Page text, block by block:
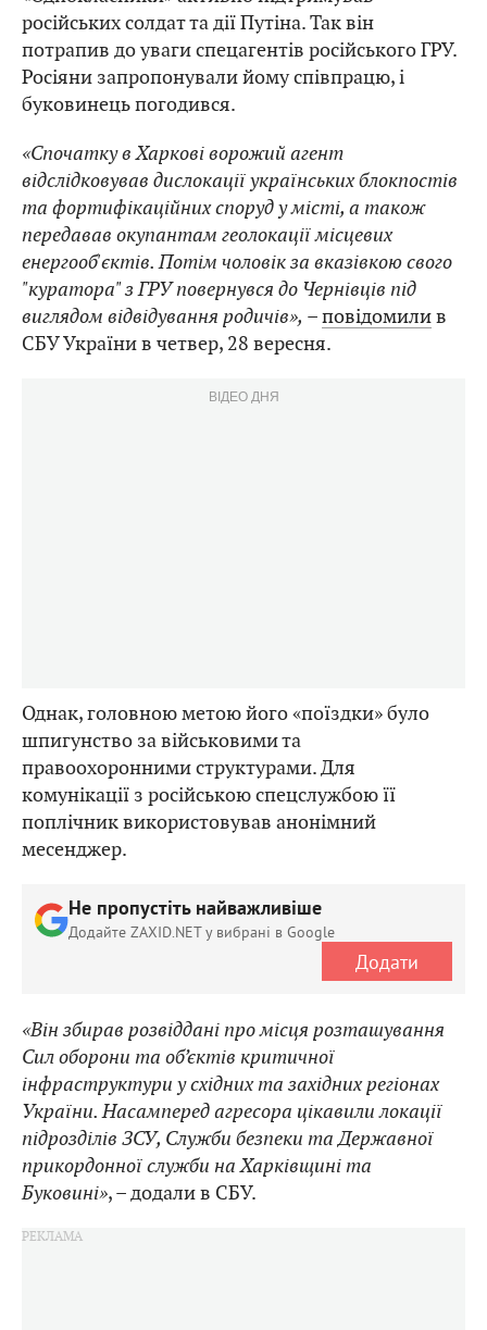
російських солдат та дії Путіна. Так він
потрапив до уваги спецагентів російського ГРУ.
Росіяни запропонували йому співпрацю, і
буковинець погодився.
«Спочатку в Харкові ворожий агент
відслідковував дислокації українських блокпостів
та фортифікаційних споруд у місті, а також
передавав окупантам геолокації місцевих
енергооб'єктів. Потім чоловік за вказівкою свого
"куратора" з ГРУ повернувся до Чернівців під
виглядом відвідування родичів», –повідомилив
СБУ України в четвер, 28 вересня.
ВІДЕО ДНЯ
Однак, головною метою його «поїздки» було
шпигунство за військовими та
правоохоронними структурами. Для
комунікації з російською спецслужбою її
поплічник використовував анонімний
месенджер.
Не пропустіть найважливіше
Додайте ZAXID.NET у вибрані в Google
Додати
«Він збирав розвіддані про місця розташування
Сил оборони та об’єктів критичної
інфраструктури у східних та західних регіонах
України. Насамперед агресора цікавили локації
підрозділів ЗСУ, Служби безпеки та Державної
прикордонної служби на Харківщині та
Буковині», – додали в СБУ.